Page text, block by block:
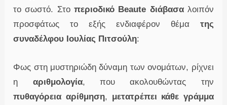
το σωστό. Στο περιοδικό Beaute διάβασαλοιπόν
προσφάτως το εξής ενδιαφέρον θέμα της
συναδέλφου Ιουλίας Πιτσούλη:
Φως στη μυστηριώδη δύναμη των ονομάτων, ρίχνει
η αριθμολογία, που ακολουθώντας την
πυθαγόρεια αρίθμηση, μετατρέπει κάθε γράμμα